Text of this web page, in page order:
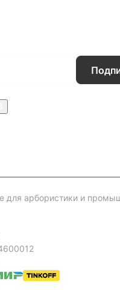
для арбористики и